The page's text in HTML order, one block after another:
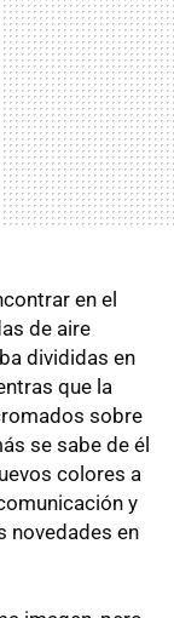
en el
de aire
divididas en
que la
sobre
se sabe de él
colores a
y
novedades en